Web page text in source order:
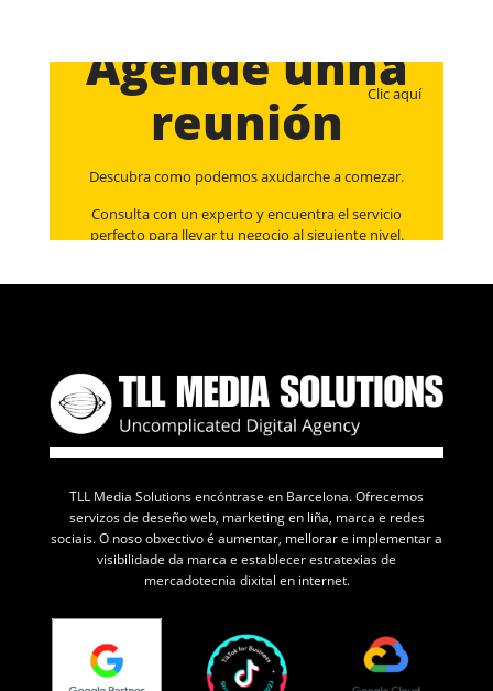
Clic aquí
Agende unha
reunión
Descubra como podemos axudarche a comezar.
Consulta con un experto y encuentra el servicio
perfecto para llevar tu negocio al siguiente nivel.
TLL Media Solutions encóntrase en Barcelona. Ofrecemos
servizos de deseño web, marketing en liña, marca e redes
sociais. O noso obxectivo é aumentar, mellorar e implementar a
visibilidade da marca e establecer estratexias de
mercadotecnia dixital en internet.